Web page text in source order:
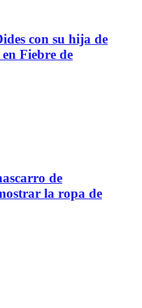
con su hija de
en Fiebre de
de
la ropa de